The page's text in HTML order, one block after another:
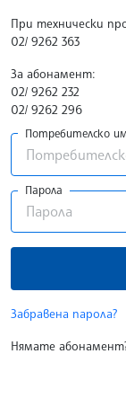
При технически
02/ 9262 363
За абонамент:
02/ 9262 232
02/ 9262 296
Потребителско
Парола
Забравена парола?
Нямате